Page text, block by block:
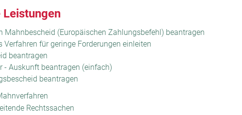
Rechtssachen
Mahnbescheid (Europäischen Zahlungsbefehl) beantragen
Verfahren für geringe Forderungen einleiten
beantragen
- Auskunft beantragen (einfach)
beantragen